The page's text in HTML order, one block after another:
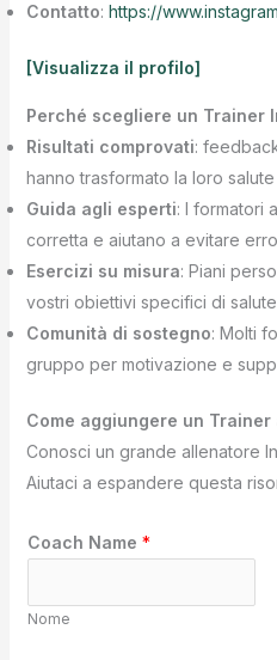
Contatto: https://
[Visualizza il profilo]
Perché scegliere un Trainer
Risultati comprovati:
hanno trasformato la loro
Guida agli esperti: I formatori
corretta e aiutano a evitare
Esercizi su misura: Piani
vostri obiettivi specifici di
Comunità di sostegno: Molti
gruppo per motivazione e
Come aggiungere un
Conosci un grande allenatore
Aiutaci a espandere questa
Coach Name *
Nome